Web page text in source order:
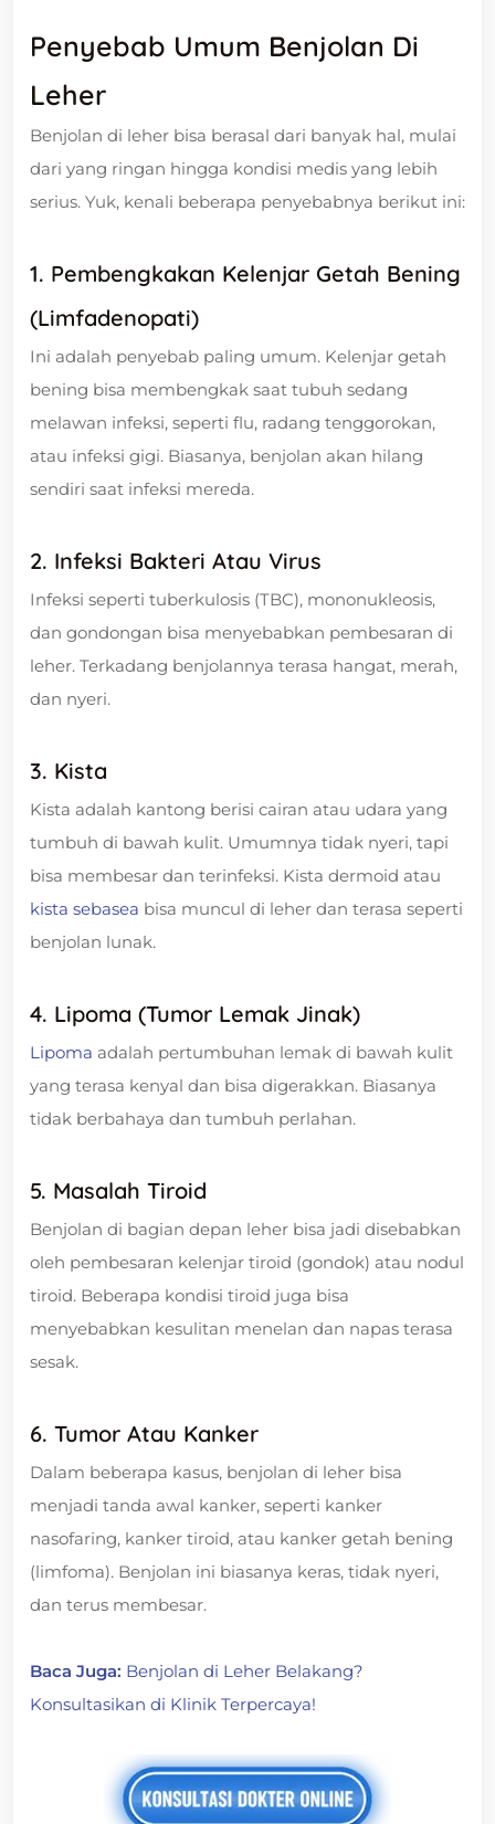
Penyebab Umum Benjolan Di
Leher
Benjolan di leher bisa berasal dari banyak hal, mulai
dari yang ringan hingga kondisi medis yang lebih
serius. Yuk, kenali beberapa penyebabnya berikut ini:
1. Pembengkakan Kelenjar Getah Bening
(Limfadenopati)
Ini adalah penyebab paling umum. Kelenjar getah
bening bisa membengkak saat tubuh sedang
melawan infeksi, seperti flu, radang tenggorokan,
atau infeksi gigi. Biasanya, benjolan akan hilang
sendiri saat infeksi mereda.
2. Infeksi Bakteri Atau Virus
Infeksi seperti tuberkulosis (TBC), mononukleosis,
dan gondongan bisa menyebabkan pembesaran di
leher. Terkadang benjolannya terasa hangat, merah,
dan nyeri.
3. Kista
Kista adalah kantong berisi cairan atau udara yang
tumbuh di bawah kulit. Umumnya tidak nyeri, tapi
bisa membesar dan terinfeksi. Kista dermoid atau
kista sebasea bisa muncul di leher dan terasa seperti
benjolan lunak.
4. Lipoma (Tumor Lemak Jinak)
Lipoma adalah pertumbuhan lemak di bawah kulit
yang terasa kenyal dan bisa digerakkan. Biasanya
tidak berbahaya dan tumbuh perlahan.
5. Masalah Tiroid
Benjolan di bagian depan leher bisa jadi disebabkan
oleh pembesaran kelenjar tiroid (gondok) atau nodul
tiroid. Beberapa kondisi tiroid juga bisa
menyebabkan kesulitan menelan dan napas terasa
sesak.
6. Tumor Atau Kanker
Dalam beberapa kasus, benjolan di leher bisa
menjadi tanda awal kanker, seperti kanker
nasofaring, kanker tiroid, atau kanker getah bening
(limfoma). Benjolan ini biasanya keras, tidak nyeri,
dan terus membesar.
Baca Juga: Benjolan di Leher Belakang?
Konsultasikan di Klinik Terpercaya!